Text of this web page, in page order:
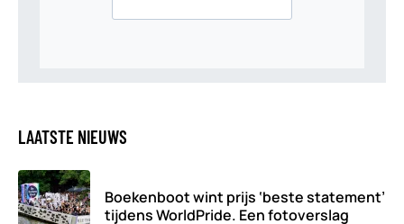
LAATSTE NIEUWS
Boekenboot wint prijs ‘beste statement’
tijdens WorldPride. Een fotoverslag